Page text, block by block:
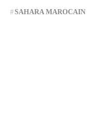
SAHARA MAROCAIN